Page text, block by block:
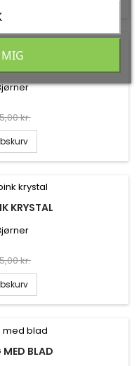
- 1574-2-199
kr.
KRYSTAL
kr.
MED BLAD